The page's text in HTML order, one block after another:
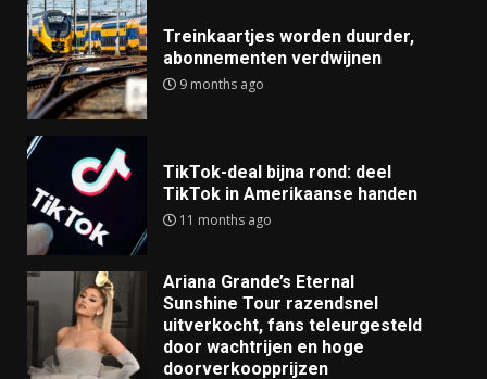
Treinkaartjes worden duurder,
abonnementen verdwijnen
9 months ago
TikTok-deal bijna rond: deel
TikTok in Amerikaanse handen
11 months ago
Ariana Grande’s Eternal
Sunshine Tour razendsnel
uitverkocht, fans teleurgesteld
door wachtrijen en hoge
doorverkoopprijzen